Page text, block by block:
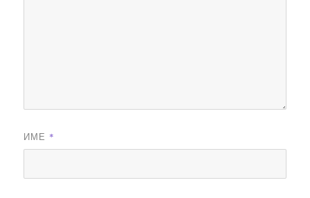
ИМЕ *